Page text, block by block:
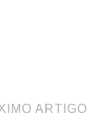
ARTIGO